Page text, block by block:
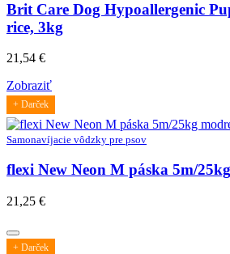
Brit Care Dog Hypoallergenic
rice, 3kg
21,54 €
Zobraziť
+ Darček
Samonavíjacie vôdzky pre psov
flexi New Neon M páska 5m/
21,25 €
+ Darček